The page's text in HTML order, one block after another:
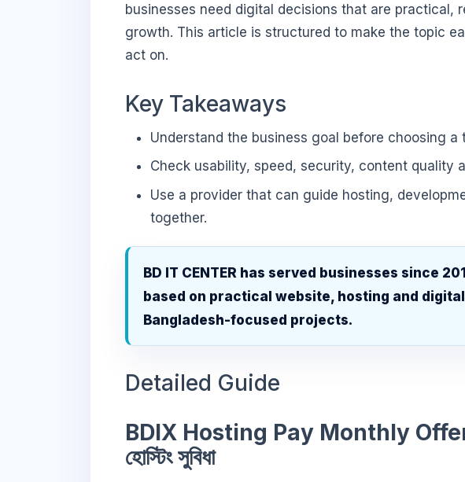
businesses need digital decisions that are practical,
growth. This article is structured to make the topic
act on.
Key Takeaways
Understand the business goal before choosing a
Check usability, speed, security, content quality
Use a provider that can guide hosting,
together.
BD IT CENTER has served businesses since
based on practical website, hosting and
Bangladesh-focused projects.
Detailed Guide
BDIX Hosting Pay Monthly Offer BD
হোস্টিং সুবিধা